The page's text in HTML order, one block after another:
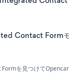
Contact Formモ
を見つけて